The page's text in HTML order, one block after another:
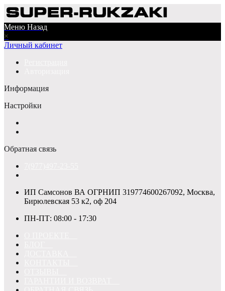
Меню Назад
×
Личный кабинет
Информация
Настройки
Обратная связь
ИП Самсонов ВА ОГРНИП 319774600267092, Москва,
Бирюлевская 53 к2, оф 204
ПН-ПТ: 08:00 - 17:30